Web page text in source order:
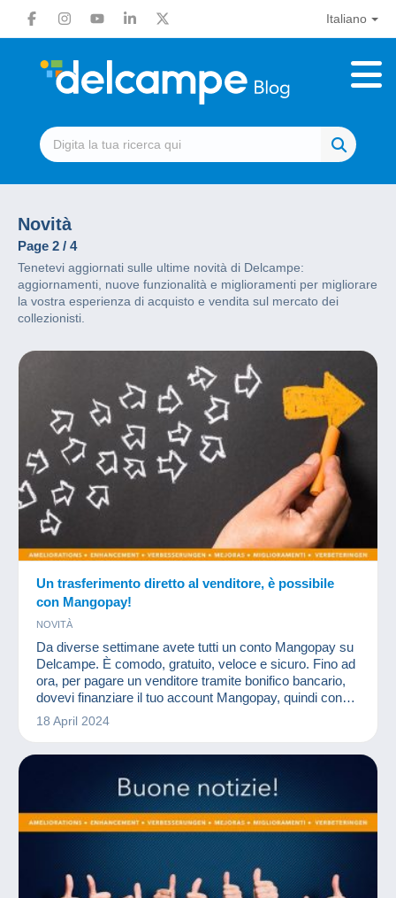
Italiano
Novità
Page 2 / 4
Tenetevi aggiornati sulle ultime novità di Delcampe:
aggiornamenti, nuove funzionalità e miglioramenti per migliorare
la vostra esperienza di acquisto e vendita sul mercato dei
collezionisti.
Un trasferimento diretto al venditore, è possibile
con Mangopay!
NOVITÀ
Da diverse settimane avete tutti un conto Mangopay su
Delcampe. È comodo, gratuito, veloce e sicuro. Fino ad
ora, per pagare un venditore tramite bonifico bancario,
dovevi finanziare il tuo account Mangopay, quindi con
questo credito effettuare pagamenti ai tuoi venditori.
Abbiamo migliorato le cose per gli acquirenti che
18 April 2024